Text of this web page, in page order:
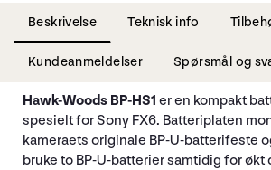
Beskrivelse Teknisk info
Kundeanmeldelser Spørsmål og
Hawk-Woods BP-HS1 er en kompakt
spesielt for Sony FX6. Batteriplaten
kameraets originale BP-U-batterifeste
bruke to BP-U-batterier samtidig for økt